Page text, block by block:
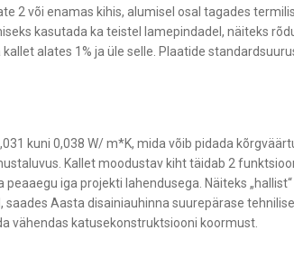
2 või enamas kihis, alumisel osal tagades
kasutada ka teistel lamepindadel, näiteks
alates 1% ja üle selle. Plaatide
kuni 0,038 W/ m*K, mida võib pidada
Kallet moodustav kiht täidab 2
iga projekti lahendusega. Näiteks
Aasta disainiauhinna suurepärase
vähendas katusekonstruktsiooni koormust.